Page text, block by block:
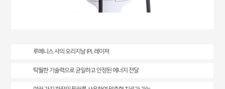
루메니스 사의 오리지날 IPL 레이져
탁월한 기술력으로 균일하고 안정된 에너지 전달